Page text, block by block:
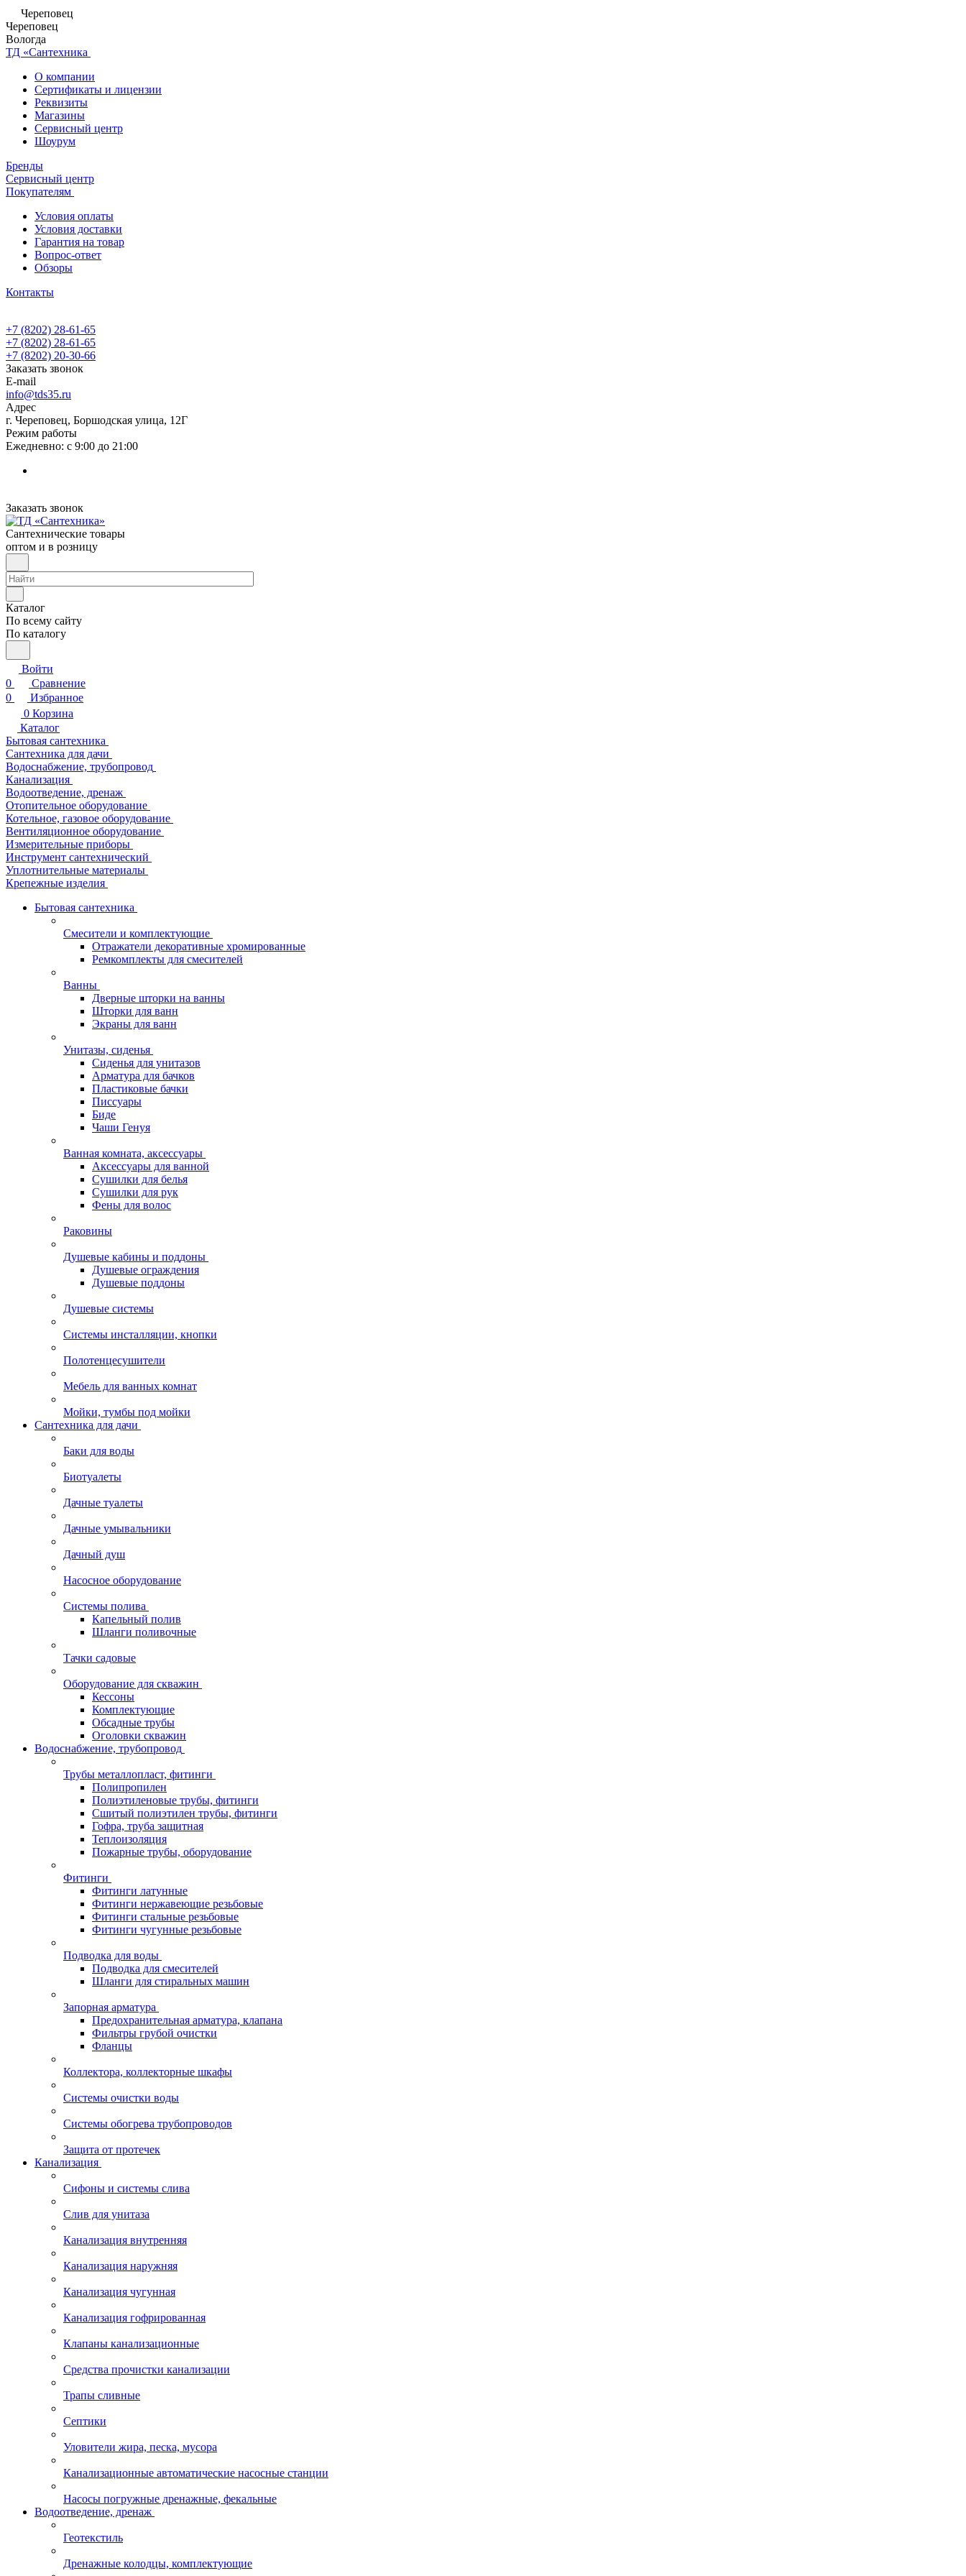
Череповец
Череповец
Вологда
ТД «Сантехника
О компании
Сертификаты и лицензии
Реквизиты
Магазины
Сервисный центр
Шоурум
Бренды
Сервисный центр
Покупателям
Условия оплаты
Условия доставки
Гарантия на товар
Вопрос-ответ
Обзоры
Контакты
+7 (8202) 28‑61-65
+7 (8202) 28‑61-65
+7 (8202) 20‑30-66
Заказать звонок
E-mail
info@tds35.ru
Адрес
г. Череповец, Боршодская улица, 12Г
Режим работы
Ежедневно: с 9:00 до 21:00
Заказать звонок
Сантехнические товары
оптом и в розницу
Каталог
По всему сайту
По каталогу
Войти
0
Сравнение
0
Избранное
0 Корзина
Каталог
Бытовая сантехника
Сантехника для дачи
Водоснабжение, трубопровод
Канализация
Водоотведение, дренаж
Отопительное оборудование
Котельное, газовое оборудование
Вентиляционное оборудование
Измерительные приборы
Инструмент сантехнический
Уплотнительные материалы
Крепежные изделия
Бытовая сантехника
Смесители и комплектующие
Отражатели декоративные хромированные
Ремкомплекты для смесителей
Ванны
Дверные шторки на ванны
Шторки для ванн
Экраны для ванн
Унитазы, сиденья
Сиденья для унитазов
Арматура для бачков
Пластиковые бачки
Писсуары
Биде
Чаши Генуя
Ванная комната, аксессуары
Аксессуары для ванной
Сушилки для белья
Сушилки для рук
Фены для волос
Раковины
Душевые кабины и поддоны
Душевые ограждения
Душевые поддоны
Душевые системы
Системы инсталляции, кнопки
Полотенцесушители
Мебель для ванных комнат
Мойки, тумбы под мойки
Сантехника для дачи
Баки для воды
Биотуалеты
Дачные туалеты
Дачные умывальники
Дачный душ
Насосное оборудование
Системы полива
Капельный полив
Шланги поливочные
Тачки садовые
Оборудование для скважин
Кессоны
Комплектующие
Обсадные трубы
Оголовки скважин
Водоснабжение, трубопровод
Трубы металлопласт, фитинги
Полипропилен
Полиэтиленовые трубы, фитинги
Сшитый полиэтилен трубы, фитинги
Гофра, труба защитная
Теплоизоляция
Пожарные трубы, оборудование
Фитинги
Фитинги латунные
Фитинги нержавеющие резьбовые
Фитинги стальные резьбовые
Фитинги чугунные резьбовые
Подводка для воды
Подводка для смесителей
Шланги для стиральных машин
Запорная арматура
Предохранительная арматура, клапана
Фильтры грубой очистки
Фланцы
Коллектора, коллекторные шкафы
Системы очистки воды
Системы обогрева трубопроводов
Защита от протечек
Канализация
Сифоны и системы слива
Слив для унитаза
Канализация внутренняя
Канализация наружняя
Канализация чугунная
Канализация гофрированная
Клапаны канализационные
Средства прочистки канализации
Трапы сливные
Септики
Уловители жира, песка, мусора
Канализационные автоматические насосные станции
Насосы погружные дренажные, фекальные
Водоотведение, дренаж
Геотекстиль
Дренажные колодцы, комплектующие